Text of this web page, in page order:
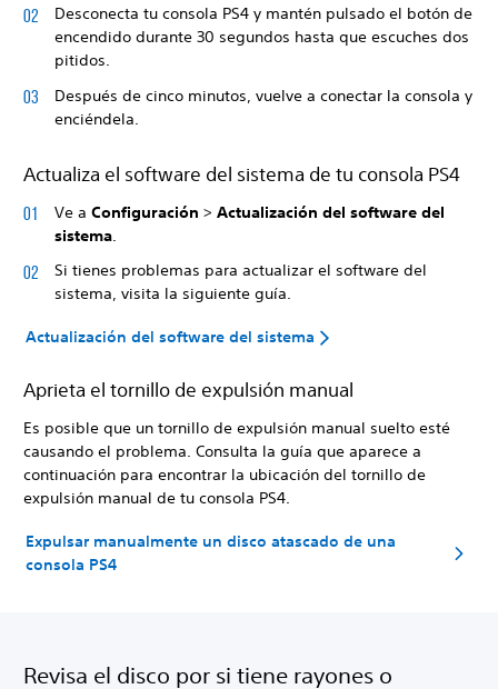
Desconecta tu consola PS4 y mantén pulsado el botón de
encendido durante 30 segundos hasta que escuches dos
pitidos.
Después de cinco minutos, vuelve a conectar la consola y
enciéndela.
Actualiza el software del sistema de tu consola PS4
Ve a Configuración > Actualización del software del
sistema
Si tienes problemas para actualizar el software del
sistema, visita la siguiente guía.
Actualización del software del sistema
Aprieta el tornillo de expulsión manual
Es posible que un tornillo de expulsión manual suelto esté
causando el problema. Consulta la guía que aparece a
continuación para encontrar la ubicación del tornillo de
expulsión manual de tu consola PS4.
Expulsar manualmente un disco atascado de una
consola PS4
Revisa el disco por si tiene rayones o